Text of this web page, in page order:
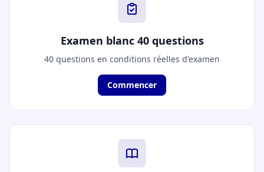
Examen blanc 40 questions
40 questions en conditions réelles d'examen
Commencer